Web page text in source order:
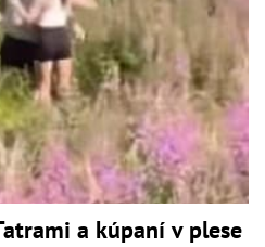
a kúpaní v plese